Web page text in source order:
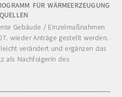
FÜR WÄRMEERZEUGUNG
Gebäude / Einzelmaßnahmen
wieder Anträge gestellt werden.
verändert und ergänzen das
als Nachfolgerin des